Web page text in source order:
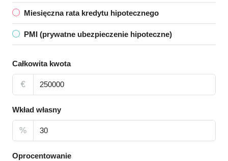
Miesięczna rata kredytu hipotecznego
PMI (prywatne ubezpieczenie hipoteczne)
Całkowita kwota
€
Wkład własny
%
Oprocentowanie